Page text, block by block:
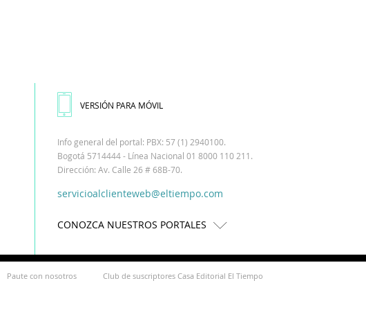
VERSIÓN PARA MÓVIL
Info general del portal: PBX: 57 (1) 2940100.
Bogotá 5714444 - Línea Nacional 01 8000 110 211.
Dirección: Av. Calle 26 # 68B-70.
servicioalclienteweb@eltiempo.com
CONOZCA NUESTROS PORTALES
Paute con nosotros Club de suscriptores Casa Editorial El Tiempo